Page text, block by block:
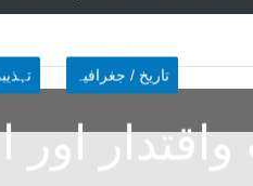
تاریخ / جغرافیہ
اور